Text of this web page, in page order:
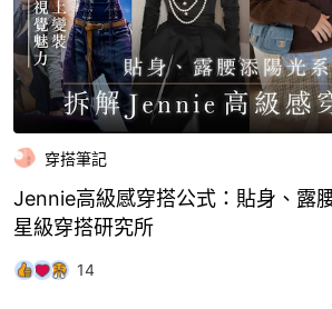
穿搭筆記
Jennie高級感穿搭公式：貼身、露
星級穿搭研究所
14